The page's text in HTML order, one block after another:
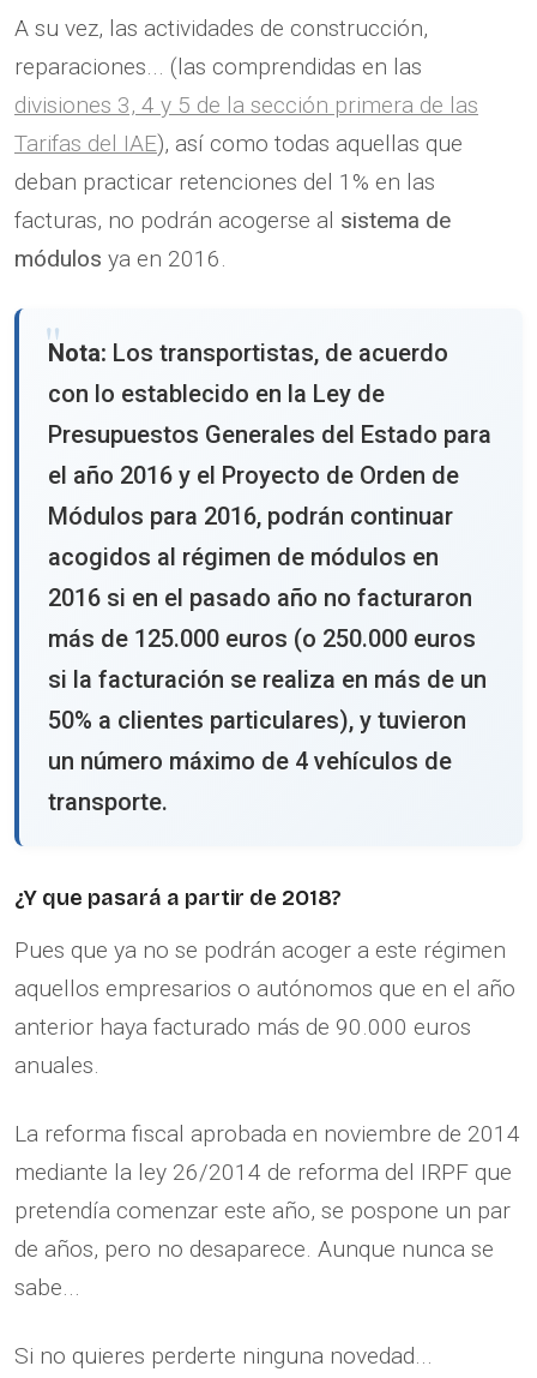
A su vez, las actividades de construcción,
reparaciones... (las comprendidas en las
divisiones 3, 4 y 5 de la sección primera de las
Tarifas del IAE), así como todas aquellas que
deban practicar retenciones del 1% en las
facturas, no podrán acogerse al sistema de
módulos ya en 2016.
Nota: Los transportistas, de acuerdo
con lo establecido en la Ley de
Presupuestos Generales del Estado para
el año 2016 y el Proyecto de Orden de
Módulos para 2016, podrán continuar
acogidos al régimen de módulos en
2016 si en el pasado año no facturaron
más de 125.000 euros (o 250.000 euros
si la facturación se realiza en más de un
50% a clientes particulares), y tuvieron
un número máximo de 4 vehículos de
transporte.
¿Y que pasará a partir de 2018?
Pues que ya no se podrán acoger a este régimen
aquellos empresarios o autónomos que en el año
anterior haya facturado más de 90.000 euros
anuales.
La reforma fiscal aprobada en noviembre de 2014
mediante la ley 26/2014 de reforma del IRPF que
pretendía comenzar este año, se pospone un par
de años, pero no desaparece. Aunque nunca se
sabe...
Si no quieres perderte ninguna novedad...